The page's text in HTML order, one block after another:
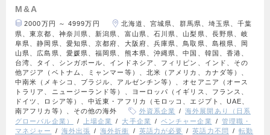
M&A
2000万円 ～ 4999万円
北海道、宮城県、群馬県、埼玉県、千葉
県、東京都、神奈川県、新潟県、富山県、石川県、山梨県、長野県、岐
阜県、静岡県、愛知県、京都府、大阪府、兵庫県、鳥取県、島根県、岡
山県、広島県、愛媛県、福岡県、熊本県、沖縄県、中国、韓国、香港、
台湾、タイ、シンガポール、インドネシア、フィリピン、インド、その
他アジア（ベトナム、ミャンマー等）、北米（アメリカ、カナダ等）、
中南米（メキシコ、ブラジル、アルゼンチン等）、オセアニア（オース
トラリア、ニュージーランド等）、ヨーロッパ（イギリス、フランス、
ドイツ、ロシア等）、中近東・アフリカ（モロッコ、エジプト、UAE、
南アフリカ等）、その他の海外
外資系企業
海外展開あり（日系
グローバル企業）
上場企業 大手企業 ベンチャー企業
管理職・
マネジャー
海外出張 海外折衝 英語力が必要 英語力不問
転勤